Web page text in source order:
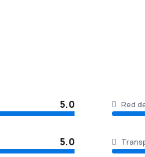
5.0 Red
5.0